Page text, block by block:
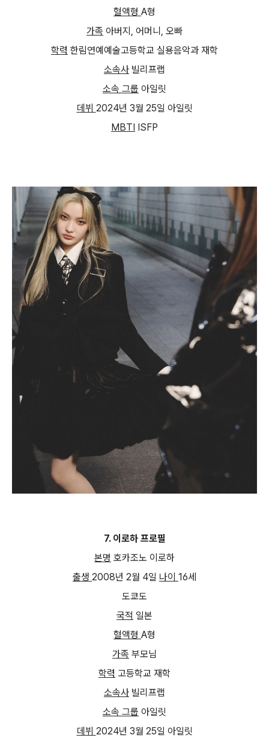
혈액형 A형
가족 아버지 , 어머니 , 오빠
학력 한림연예예술고등학교 실용음악과 재학
소속사 빌리프랩
소속 그룹 아일릿
데뷔 2024년 3월 25일 아일릿
MBTI ISFP
7. 이로하 프로필
본명 호카조노 이로하
출생 2008년 2월 4일 나이 16세
도쿄도
국적 일본
혈액형 A형
가족 부모님
학력 고등학교 재학
소속사 빌리프랩
소속 그룹 아일릿
데뷔 2024년 3월 25일 아일릿